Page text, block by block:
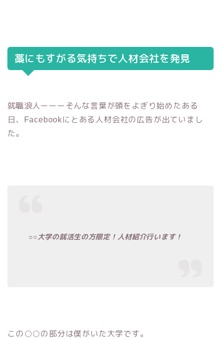
藁にもすがる気持ちで人材会社を発見
就職浪人ーーーそんな言葉が頭をよぎり始めたある
日、
Facebookにとある人材会社の広告が出ていまし
た。
○○大学の就活生の方限定！人材紹介行います！
この○○の部分は僕がいた大学です。